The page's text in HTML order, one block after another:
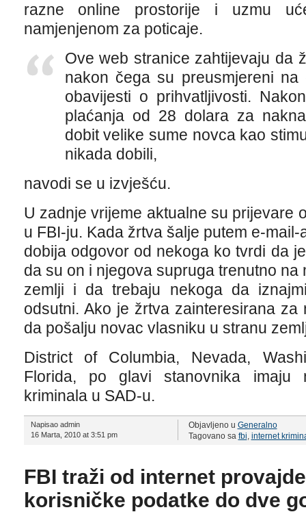
razne online prostorije i uzmu
namjenjenom za poticaje.
Ove web stranice zahtijevaju da
nakon čega su preusmjereni
obavijesti o prihvatljivosti.
plaćanja od 28 dolara za
dobit velike sume novca kao
nikada dobili,
navodi se u izvješću.
U zadnje vrijeme aktualne su prijevare
u FBI-ju. Kada žrtva šalje putem e-
dobija odgovor od nekoga ko tvrdi da
da su on i njegova supruga trenutno
zemlji i da trebaju nekoga da
odsutni. Ako je žrtva zainteresirana
da pošalju novac vlasniku u stranu
District of Columbia, Nevada,
Florida, po glavi stanovnika imaju
kriminala u SAD-u.
Napisao admin
16 Marta, 2010 at 3:51 pm
Objavljeno u Generalno
Tagovano sa fbi, internet
FBI traži od internet
korisničke podatke do dve